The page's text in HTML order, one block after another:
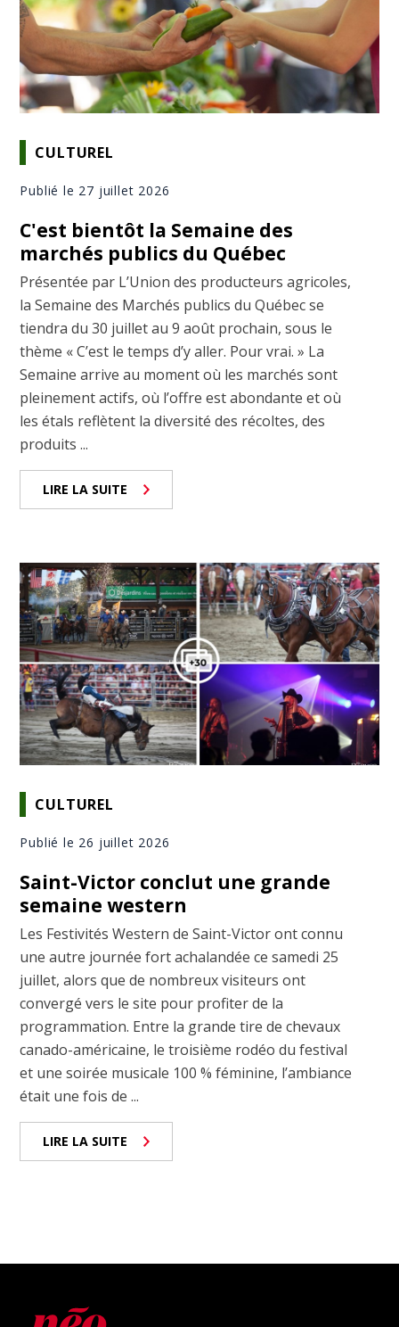
CULTUREL
Publié le 27 juillet 2026
C'est bientôt la Semaine des
marchés publics du Québec
Présentée par L’Union des producteurs agricoles,
la Semaine des Marchés publics du Québec se
tiendra du 30 juillet au 9 août prochain, sous le
thème « C’est le temps d’y aller. Pour vrai. » La
Semaine arrive au moment où les marchés sont
pleinement actifs, où l’offre est abondante et où
les étals reflètent la diversité des récoltes, des
produits ...
LIRE LA SUITE
CULTUREL
Publié le 26 juillet 2026
Saint-Victor conclut une grande
semaine western
Les Festivités Western de Saint-Victor ont connu
une autre journée fort achalandée ce samedi 25
juillet, alors que de nombreux visiteurs ont
convergé vers le site pour profiter de la
programmation. Entre la grande tire de chevaux
canado-américaine, le troisième rodéo du festival
et une soirée musicale 100 % féminine, l’ambiance
était une fois de ...
LIRE LA SUITE